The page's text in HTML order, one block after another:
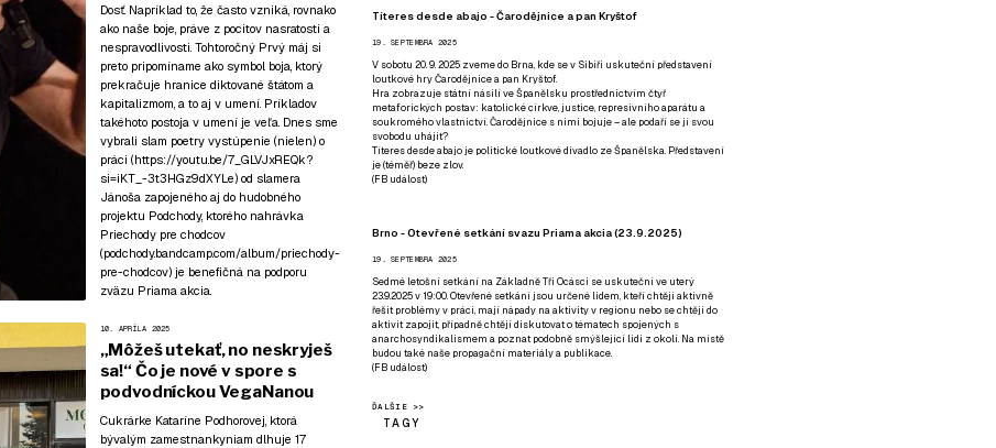
Dosť. Napríklad to, že často vzniká, rovnako
ako naše boje, práve z pocitov nasratosti a
nespravodlivosti. Tohtoročný Prvý máj si
preto pripomíname ako symbol boja, ktorý
prekračuje hranice diktované štátom a
kapitalizmom, a to aj v umení. Príkladov
takéhoto postoja v umení je veľa. Dnes sme
vybrali slam poetry vystúpenie (nielen) o
práci (https://youtu.be/7_GLVJxREQk?
si=iKT_-3t3HGz9dXYLe) od slamera
Jánoša zapojeného aj do hudobného
projektu Podchody, ktorého nahrávka
Priechody pre chodcov
(podchody.bandcamp.com/album/priechody-
pre-chodcov) je benefičná na podporu
zväzu Priama akcia.
10. APRÍLA 2025
„Môžeš utekať, no neskryješ
sa!“ Čo je nové v spore s
podvodníckou VegaNanou
Cukrárke Kataríne Podhorovej, ktorá
bývalým zamestnankyniam dlhuje 17
Títeres desde abajo - Čarodějnice a pan Kryštof
19. SEPTEMBRA 2025
V sobotu 20. 9. 2025 zveme do Brna, kde se v Sibiři uskuteční představení
loutkové hry Čarodějnice a pan Kryštof.
Hra zobrazuje státní násilí ve Španělsku prostřednictvím čtyř
metaforických postav: katolické církve, justice, represivního aparátu a
soukromého vlastnictví. Čarodějnice s nimi bojuje – ale podaří se jí svou
svobodu uhájit?
Títeres desde abajo je politické loutkové divadlo ze Španělska. Představení
je (téměř) beze zlov.
(FB událost)
Brno - Otevřené setkání svazu Priama akcia (23.9.2025)
19. SEPTEMBRA 2025
Sedmé letošní setkání na Základně Tři Ocásci se uskuteční ve uterý
23.9.2025 v 19:00. Otevřené setkání jsou určené lidem, kteří chtějí aktivně
řešit problémy v práci, mají nápady na aktivity v regionu nebo se chtějí do
aktivit zapojit, případně chtějí diskutovat o tématech spojených s
anarchosyndikalismem a poznat podobně smýšlející lidi z okolí. Na místě
budou také naše propagační materiály a publikace.
(FB událost)
ĎALŠIE >>
TAGY